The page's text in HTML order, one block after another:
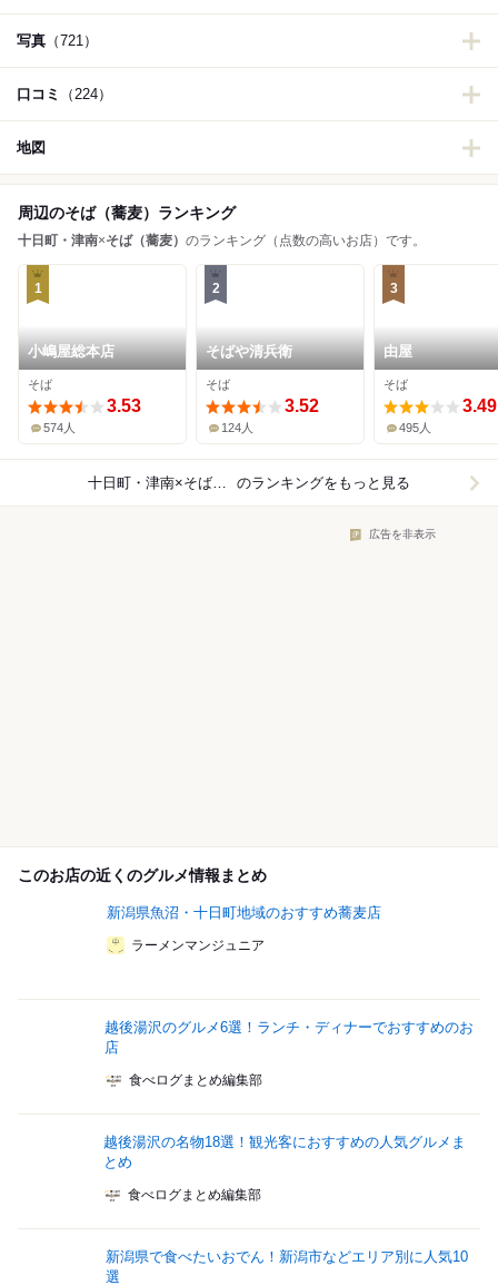
写真 （721）
口コミ （224）
地図
周辺のそば（蕎麦）ランキング
十日町・津南×そば（蕎麦） のランキング（点数の高いお店）です。
1
小嶋屋総本店
そば
3.53
574人
2
そばや清兵衛
そば
3.52
124人
3
由屋
そば
3.49
495人
十日町・津南×そば（蕎麦） のランキングをもっと見る
広告を非表示
このお店の近くのグルメ情報まとめ
新潟県魚沼・十日町地域のおすすめ蕎麦店
ラーメンマンジュニア
越後湯沢のグルメ6選！ランチ・ディナーでおすすめのお
店
食べログまとめ編集部
越後湯沢の名物18選！観光客におすすめの人気グルメま
とめ
食べログまとめ編集部
新潟県で食べたいおでん！新潟市などエリア別に人気10
選